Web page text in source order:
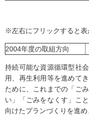
※左右にフリックすると表
2004年度の取組方向
持続可能な資源循環型社
用、再生利用等を進めて
ために、これまでの「ご
い」「ごみをなくす」こ
向けたプランづくりを進め